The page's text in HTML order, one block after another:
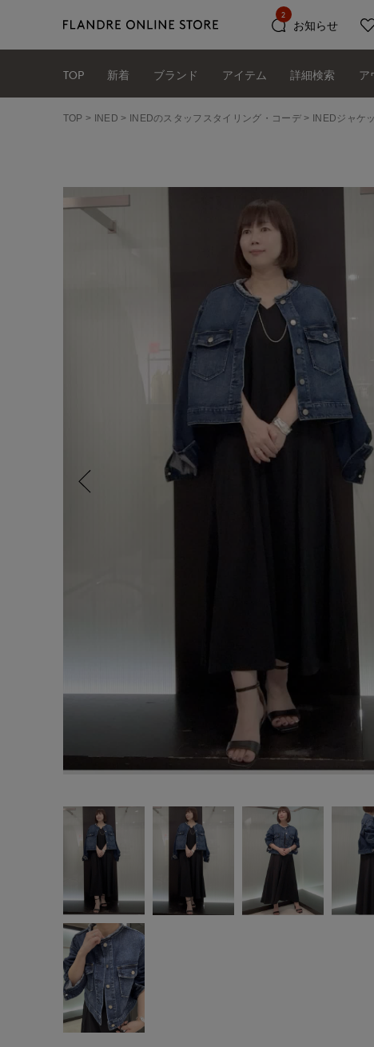
お知らせ
2
TOP 新着 ブランド アイテム 詳細検索 ア
TOP INED INEDのスタッフスタイリング・コーデ INEDジャケ